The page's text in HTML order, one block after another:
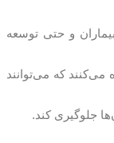
و حتی توسعه
که می‌توانند
جلوگیری کند.